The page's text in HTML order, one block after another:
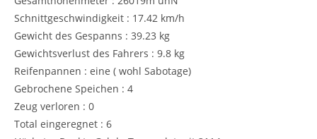
Schnittgeschwindigkeit : 17.42 km/h
Gewicht des Gespanns : 39.23 kg
Gewichtsverlust des Fahrers : 9.8 kg
Reifenpannen : eine ( wohl Sabotage)
Gebrochene Speichen : 4
Zeug verloren : 0
Total eingeregnet : 6